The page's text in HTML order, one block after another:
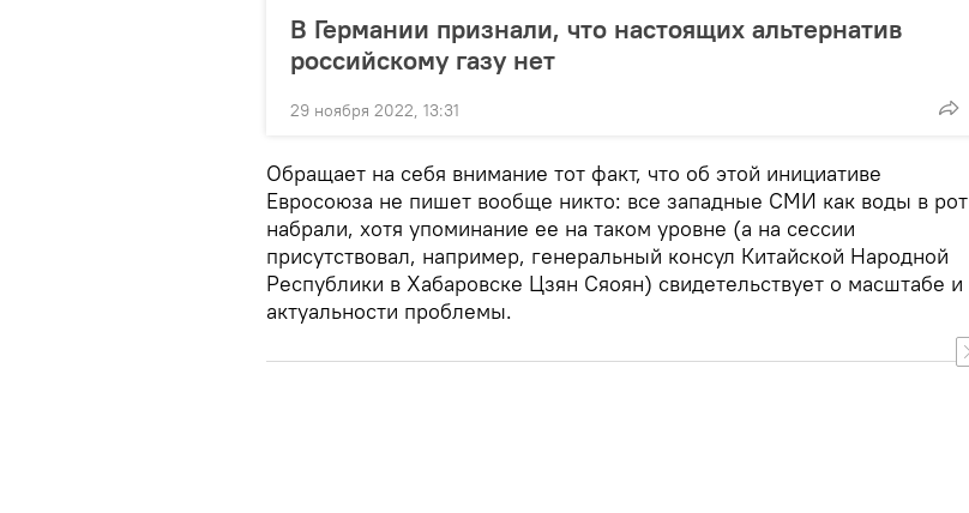
В Германии признали, что настоящих альтернатив
российскому газу нет
29 ноября 2022, 13:31
Обращает на себя внимание тот факт, что об этой инициативе
Евросоюза не пишет вообще никто: все западные СМИ как воды в рот
набрали, хотя упоминание ее на таком уровне (а на сессии
присутствовал, например, генеральный консул Китайской Народной
Республики в Хабаровске Цзян Сяоян) свидетельствует о масштабе и
актуальности проблемы.